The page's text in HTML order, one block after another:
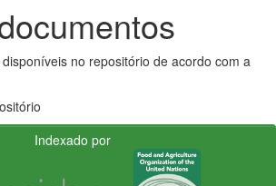
no repositório de acordo com a
Indexado por